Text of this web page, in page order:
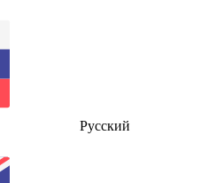
Русский